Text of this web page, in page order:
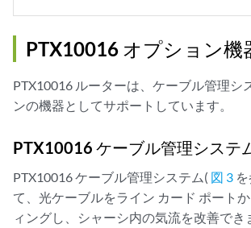
PTX10016 オプション機
PTX10016 ルーターは、ケーブル管理シ
ンの機器としてサポートしています。
PTX10016 ケーブル管理システ
PTX10016 ケーブル管理システム( 図 3
て、光ケーブルをライン カード ポート
ィングし、シャーシ内の気流を改善でき